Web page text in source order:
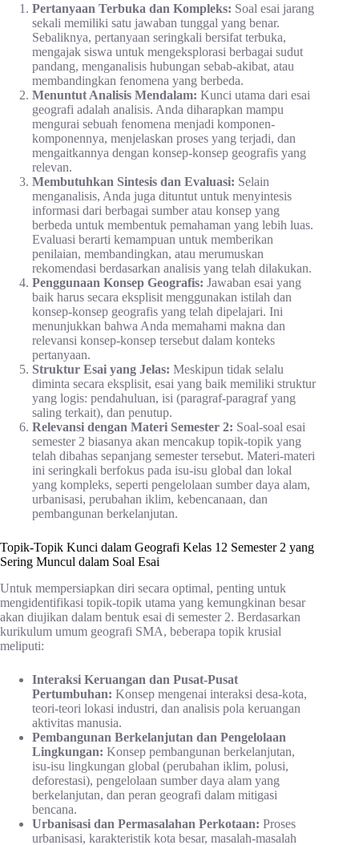
Pertanyaan Terbuka dan Kompleks: Soal esai jarang
sekali memiliki satu jawaban tunggal yang benar.
Sebaliknya, pertanyaan seringkali bersifat terbuka,
mengajak siswa untuk mengeksplorasi berbagai sudut
pandang, menganalisis hubungan sebab-akibat, atau
membandingkan fenomena yang berbeda.
Menuntut Analisis Mendalam: Kunci utama dari esai
geografi adalah analisis. Anda diharapkan mampu
mengurai sebuah fenomena menjadi komponen-
komponennya, menjelaskan proses yang terjadi, dan
mengaitkannya dengan konsep-konsep geografis yang
relevan.
Membutuhkan Sintesis dan Evaluasi: Selain
menganalisis, Anda juga dituntut untuk menyintesis
informasi dari berbagai sumber atau konsep yang
berbeda untuk membentuk pemahaman yang lebih luas.
Evaluasi berarti kemampuan untuk memberikan
penilaian, membandingkan, atau merumuskan
rekomendasi berdasarkan analisis yang telah dilakukan.
Penggunaan Konsep Geografis: Jawaban esai yang
baik harus secara eksplisit menggunakan istilah dan
konsep-konsep geografis yang telah dipelajari. Ini
menunjukkan bahwa Anda memahami makna dan
relevansi konsep-konsep tersebut dalam konteks
pertanyaan.
Struktur Esai yang Jelas: Meskipun tidak selalu
diminta secara eksplisit, esai yang baik memiliki struktur
yang logis: pendahuluan, isi (paragraf-paragraf yang
saling terkait), dan penutup.
Relevansi dengan Materi Semester 2: Soal-soal esai
semester 2 biasanya akan mencakup topik-topik yang
telah dibahas sepanjang semester tersebut. Materi-materi
ini seringkali berfokus pada isu-isu global dan lokal
yang kompleks, seperti pengelolaan sumber daya alam,
urbanisasi, perubahan iklim, kebencanaan, dan
pembangunan berkelanjutan.
Topik-Topik Kunci dalam Geografi Kelas 12 Semester 2 yang
Sering Muncul dalam Soal Esai
Untuk mempersiapkan diri secara optimal, penting untuk
mengidentifikasi topik-topik utama yang kemungkinan besar
akan diujikan dalam bentuk esai di semester 2. Berdasarkan
kurikulum umum geografi SMA, beberapa topik krusial
meliputi:
Interaksi Keruangan dan Pusat-Pusat
Pertumbuhan: Konsep mengenai interaksi desa-kota,
teori-teori lokasi industri, dan analisis pola keruangan
aktivitas manusia.
Pembangunan Berkelanjutan dan Pengelolaan
Lingkungan: Konsep pembangunan berkelanjutan,
isu-isu lingkungan global (perubahan iklim, polusi,
deforestasi), pengelolaan sumber daya alam yang
berkelanjutan, dan peran geografi dalam mitigasi
bencana.
Urbanisasi dan Permasalahan Perkotaan: Proses
urbanisasi, karakteristik kota besar, masalah-masalah